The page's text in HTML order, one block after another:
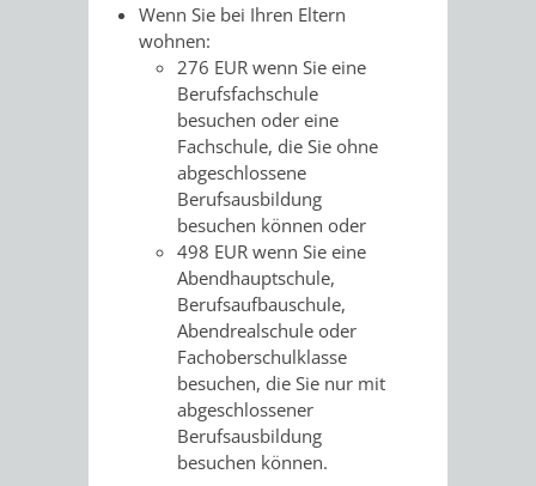
Wenn Sie bei Ihren Eltern
wohnen:
276 EUR wenn Sie eine
Berufsfachschule
besuchen oder eine
Fachschule, die Sie ohne
abgeschlossene
Berufsausbildung
besuchen können oder
498 EUR wenn Sie eine
Abendhauptschule,
Berufsaufbauschule,
Abendrealschule oder
Fachoberschulklasse
besuchen, die Sie nur mit
abgeschlossener
Berufsausbildung
besuchen können.